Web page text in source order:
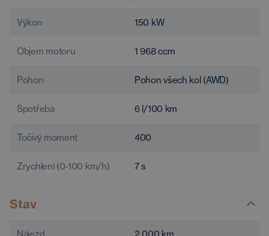
Výkon 150 kW
Objem motoru 1 968ccm
Pohon Pohon všech kol (AWD)
Spotřeba 6 l/100 km
Točivý moment 400
Zrychlení (0-100 km/h) 7s
Stav